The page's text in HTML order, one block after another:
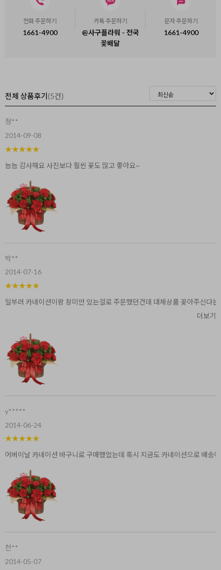
전화 주문하기
1661-4900
카톡 주문하기
@사구플라워 - 전국
꽃배달
문자 주문하기
1661-4900
전체 상품후기 (5건)
정**
2014-09-08
★★★★★
늠늠 감사해요 사진보다 훨씬 꽃도 많고 좋아요~
박**
2014-07-16
★★★★★
일부러 카네이션이랑 장미만 있는걸로 주문했던건데 대체상품 꽂아주신다
더보기
y*****
2014-06-24
★★★★★
어버이날 카네이션 바구니로 구매했었는데 혹시 지금도 카네이션으로 배송
천**
2014-05-07